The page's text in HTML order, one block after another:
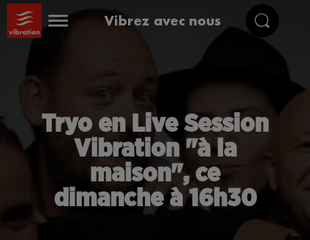
Vibrez avec nous
Tryo en Live Session
Vibration "à la
maison", ce
dimanche à 16h30